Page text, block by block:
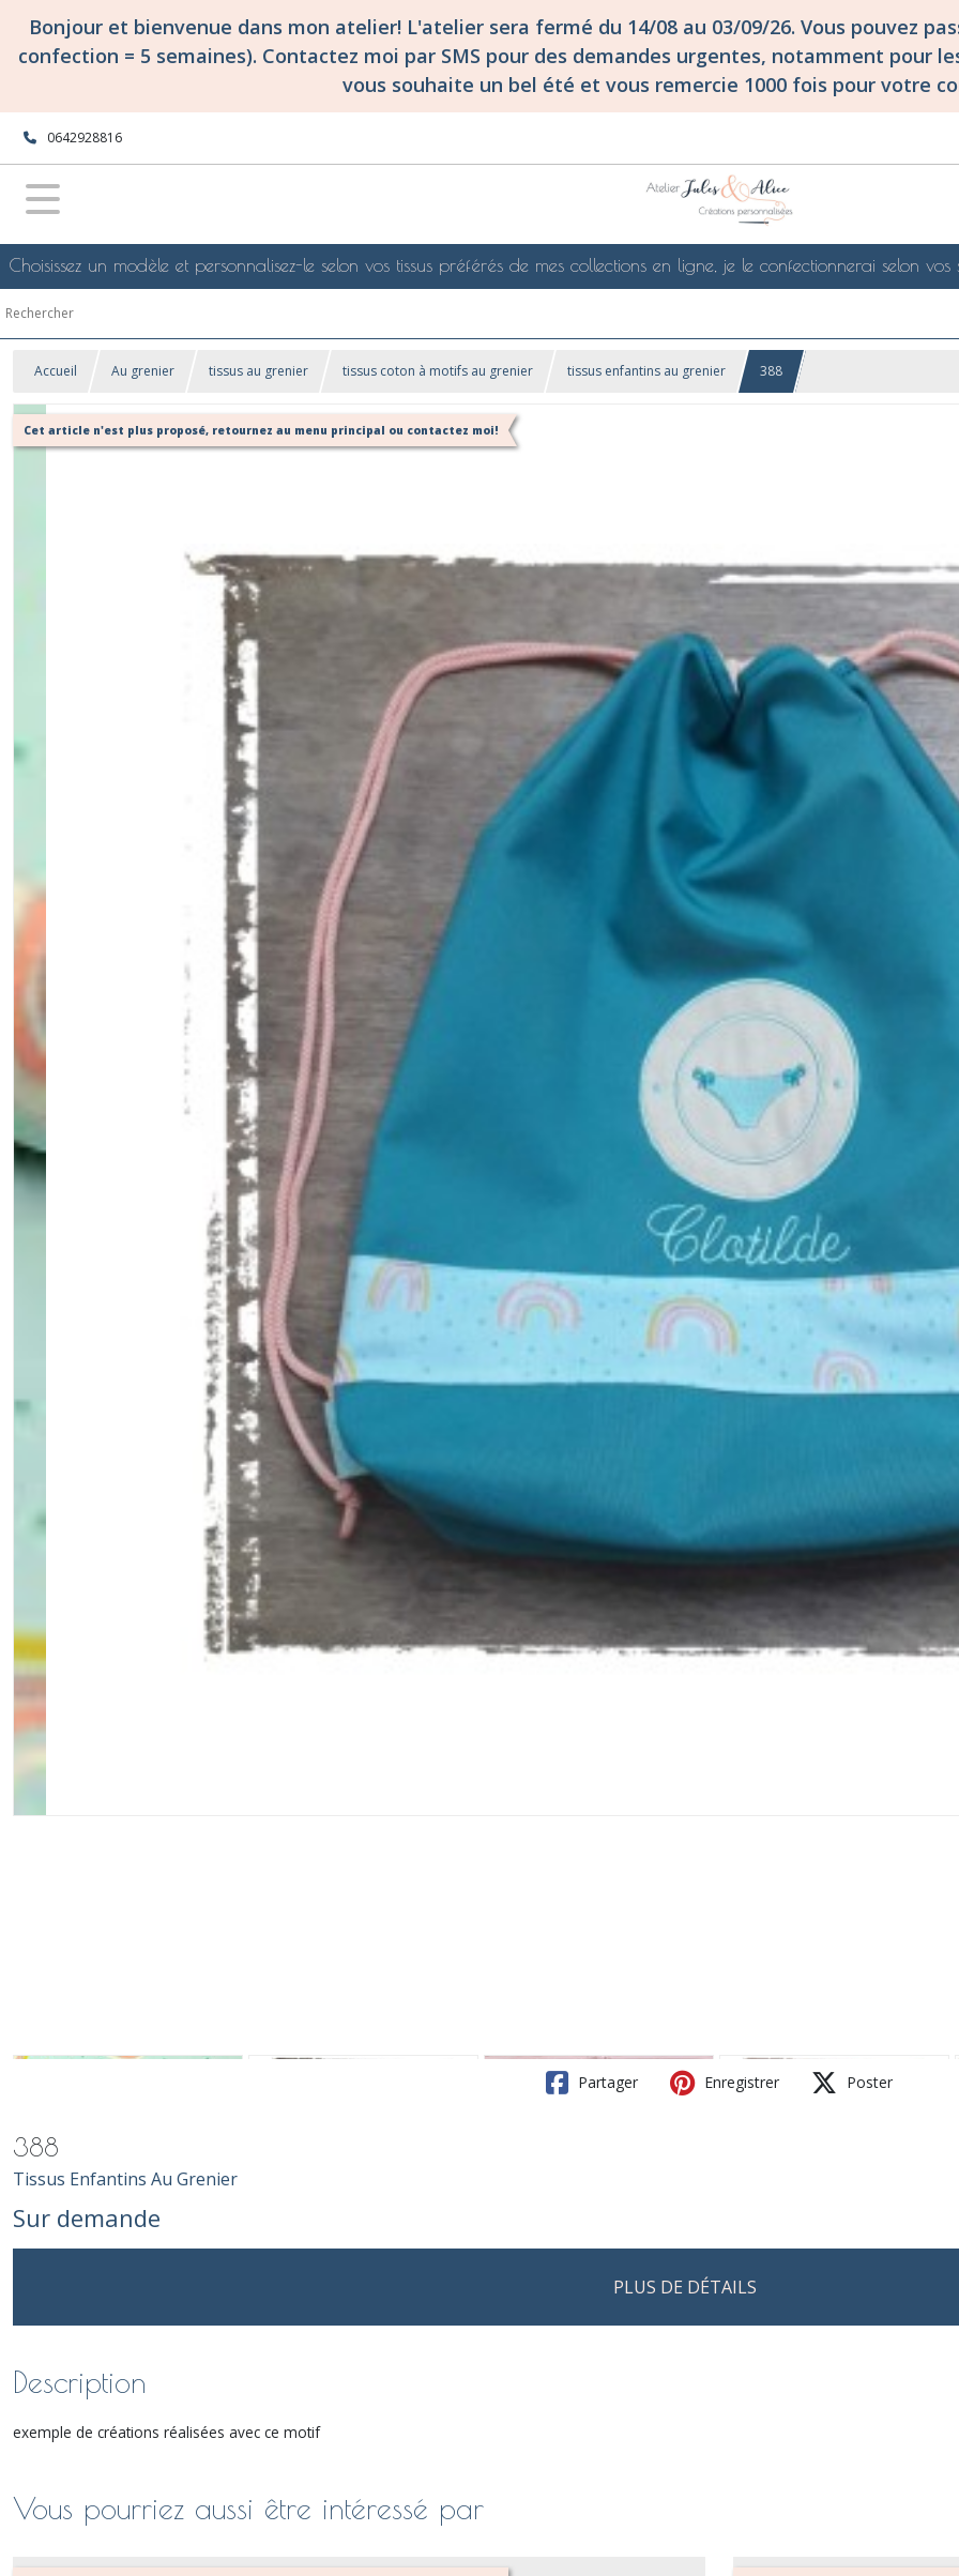
Bonjour et bienvenue dans mon atelier! L'atelier sera fermé du 14/08 au 03/09/26. Vous pouvez
confection = 5 semaines). Contactez moi par SMS pour des demandes urgentes, notamment pour
vous souhaite un bel été et vous remercie 1000 fois pour votre
0642928816
Choisissez un modèle et personnalisez-le selon vos tissus préférés de mes collections en ligne, je le confectionnerai selon vos
Accueil Au grenier tissus au grenier tissus coton à motifs au grenier tissus enfantins au grenier 388
Cet article n'est plus proposé, retournez au menu principal ou contactez moi!
Partager Enregistrer Poster
388
Tissus Enfantins Au Grenier
Sur demande
PLUS DE DÉTAILS
Description
exemple de créations réalisées avec ce motif
Vous pourriez aussi être intéressé par